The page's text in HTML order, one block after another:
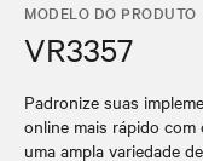
MODELO DO PRODUTO
VR3357
Padronize suas
online mais rápido
uma ampla variedade